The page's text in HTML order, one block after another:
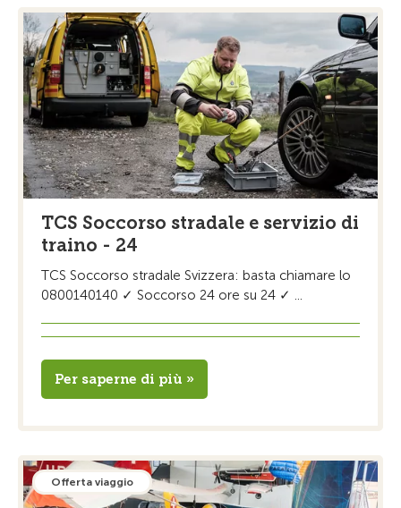
TCS Soccorso stradale e servizio di
traino - 24
TCS Soccorso stradale Svizzera: basta chiamare lo
0800140140 ✓ Soccorso 24 ore su 24 ✓ ...
Per saperne di più »
Offerta viaggio